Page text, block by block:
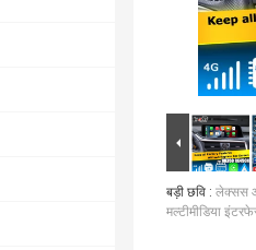
बड़ी छवि : लेक्सस
मल्टीमीडिया